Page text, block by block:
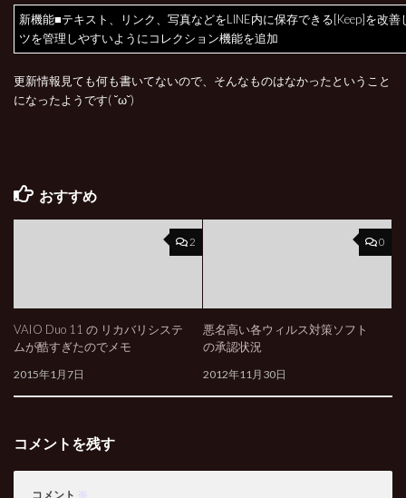
新機能■テキスト、リンク、写真などをLINE内に保存できる[Keep]を改善
ツを管理しやすいようにコレクション機能を追加
更新情報見ても何も書いてないので、そんなものはなかったということ
になったようです( ˘ω˘)
おすすめ
2
VAIO Duo 11 の リカバリシステ
ムが酷すぎたのでメモ
2015年1月7日
0
悪名高い各ウィルス対策ソフト
の承認状況
2012年11月30日
コメントを残す
コメント ※